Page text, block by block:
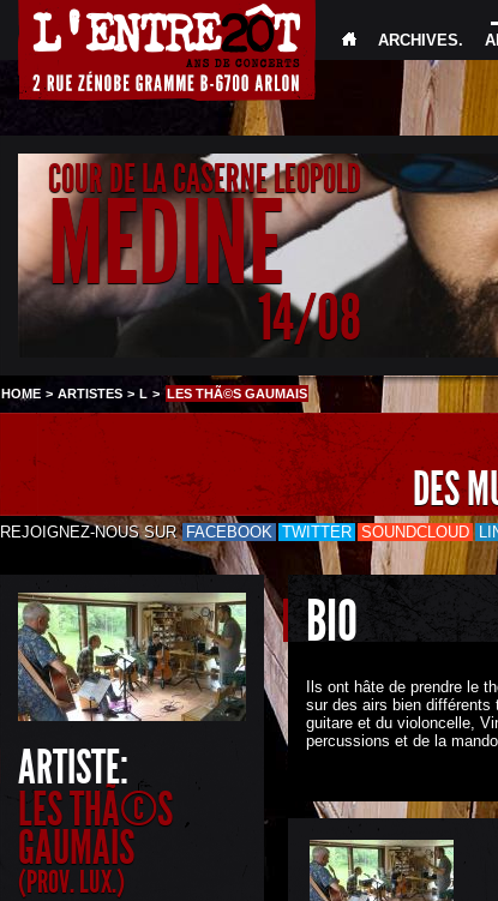
ARCHIVES.
COUR DE LA CASERNE LEOPOLD
MEDINE
14/08
HOME > ARTISTES > L > LES THÃ©S GAUMAIS
DES
REJOIGNEZ-NOUS SUR FACEBOOK TWITTER SOUNDCLOUD
ARTISTE:
LES THÃ©S
GAUMAIS
(PROV. LUX.)
BIO
Ils ont hâte de prendre le
sur des airs bien différents
guitare et du violoncelle,
percussions et de la